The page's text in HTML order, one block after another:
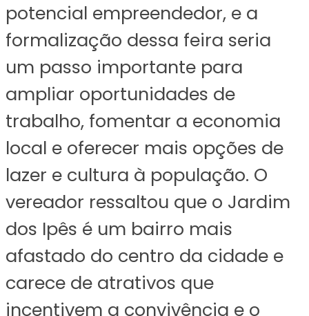
potencial empreendedor, e a
formalização dessa feira seria
um passo importante para
ampliar oportunidades de
trabalho, fomentar a economia
local e oferecer mais opções de
lazer e cultura à população. O
vereador ressaltou que o Jardim
dos Ipês é um bairro mais
afastado do centro da cidade e
carece de atrativos que
incentivem a convivência e o